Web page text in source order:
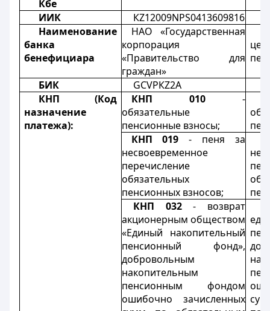
Кбе
ИИК
КZ12009NPS0413609816
Наименование
банка
бенефициара
НАО «Государственная
корпорация
«Правительство для
граждан»
БИК GCVPКZ2А
КНП (Код
назначение
платежа):
КНП 010-
обязательные
пенсионные взносы;
КНП 019 - пеня за
несвоевременное
перечисление
обязательных
пенсионных взносов;
КНП 032- возврат
акционерным обществом
«Единый накопительный
пенсионный фонд»,
добровольным
накопительным
пенсионным фондом
ошибочно зачисленных